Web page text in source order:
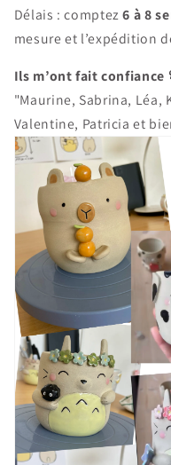
Délais : comptez6 à 8
mesure et l’expédition
Ils m’ont fait confiance
"Maurine, Sabrina, Léa,
Valentine, Patricia et